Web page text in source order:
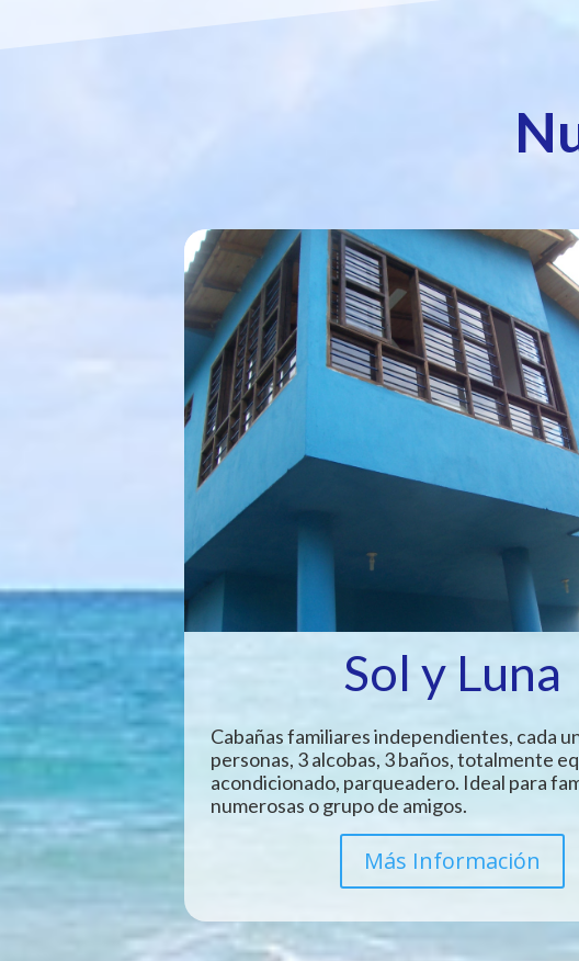
Sol y Luna
Cabañas familiares independientes, cada
personas, 3 alcobas, 3 baños, totalmente
acondicionado, parqueadero. Ideal para
numerosas o grupo de amigos.
Más Información